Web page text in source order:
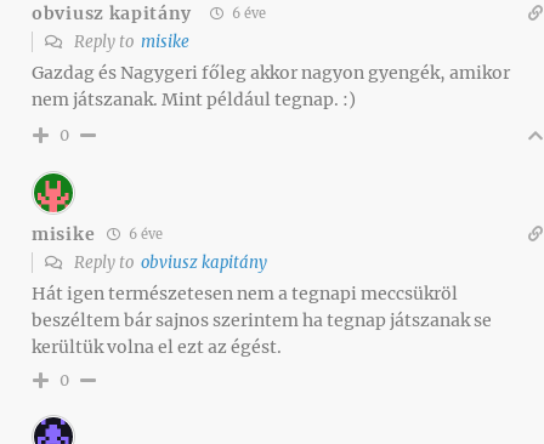
obviusz kapitány 6 éve
Reply to misike
Gazdag és Nagygeri főleg akkor nagyon gyengék, amikor
nem játszanak. Mint például tegnap. :)
0
misike 6 éve
Reply to obviusz kapitány
Hát igen természetesen nem a tegnapi meccsükröl
beszéltem bár sajnos szerintem ha tegnap játszanak se
kerültük volna el ezt az égést.
0